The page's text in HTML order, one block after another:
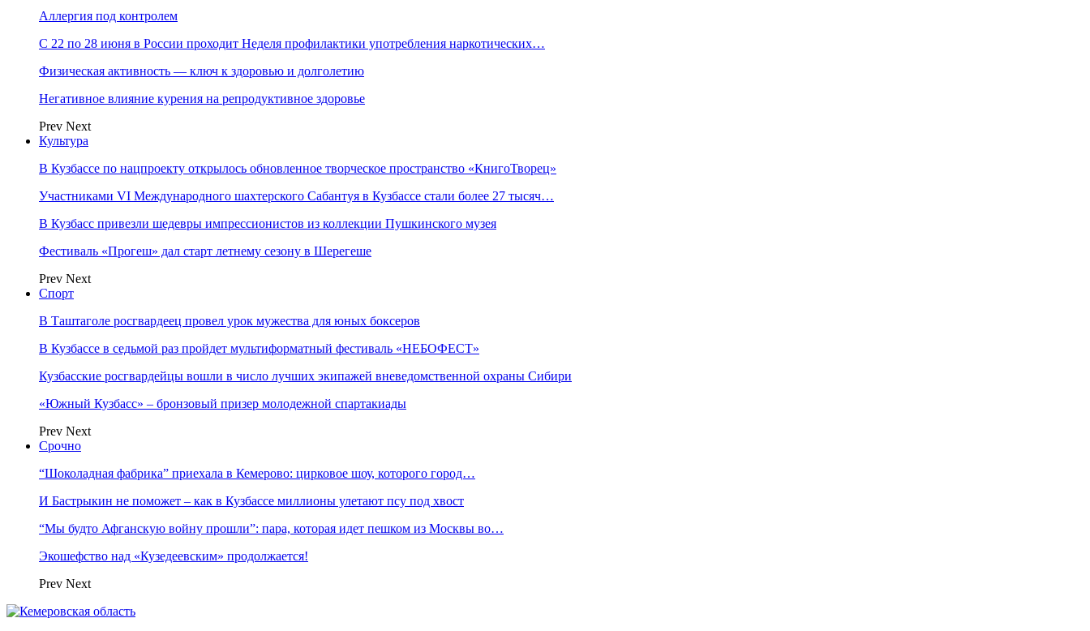
Аллергия под контролем
С 22 по 28 июня в России проходит Неделя профилактики употребления наркотических…
Физическая активность — ключ к здоровью и долголетию
Негативное влияние курения на репродуктивное здоровье
Prev Next
Культура
В Кузбассе по нацпроекту открылось обновленное творческое пространство «КнигоТворец»
Участниками VI Международного шахтерского Сабантуя в Кузбассе стали более 27 тысяч…
В Кузбасс привезли шедевры импрессионистов из коллекции Пушкинского музея
Фестиваль «Прогеш» дал старт летнему сезону в Шерегеше
Prev Next
Спорт
В Таштаголе росгвардеец провел урок мужества для юных боксеров
В Кузбассе в седьмой раз пройдет мультиформатный фестиваль «НЕБОФЕСТ»
Кузбасские росгвардейцы вошли в число лучших экипажей вневедомственной охраны Сибири
«Южный Кузбасс» – бронзовый призер молодежной спартакиады
Prev Next
Срочно
“Шоколадная фабрика” приехала в Кемерово: цирковое шоу, которого город…
И Бастрыкин не поможет – как в Кузбассе миллионы улетают псу под хвост
“Мы будто Афганскую войну прошли”: пара, которая идет пешком из Москвы во…
Экошефство над «Кузедеевским» продолжается!
Prev Next